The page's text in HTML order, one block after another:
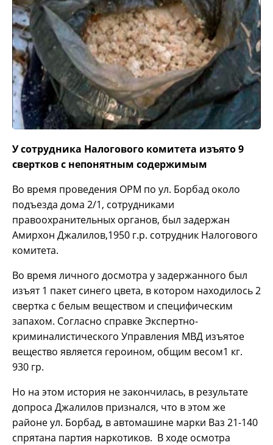
У сотрудника Налогового комитета изъято 9
свертков с непонятным содержимым
Во время проведения ОРМ по ул. Борбад около
подъезда дома 2/1, сотрудниками
правоохранительных органов, был задержан
Амирхон Джалилов,1950 г.р. сотрудник Налогового
комитета.
Во время личного досмотра у задержанного был
изъят 1 пакет синего цвета, в котором находилось 2
свертка с белым веществом и специфическим
запахом. Согласно справке Экспертно-
криминалистического Управления МВД изъятое
вещество является героином, общим весом1 кг.
930 гр.
Но на этом история не закончилась, в результате
допроса Джалилов признался, что в этом же
районе ул. Борбад, в автомашине марки Ваз 21-140
спрятана партия наркотиков. В ходе осмотра